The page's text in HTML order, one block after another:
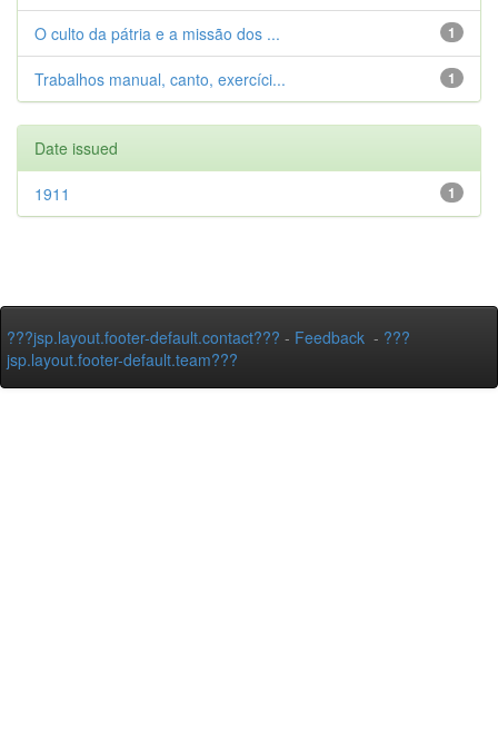
1
O culto da pátria e a missão dos ...
1
Trabalhos manual, canto, exercíci...
Date issued
1
1911
???jsp.layout.footer-default.contact??? - Feedback - ???
jsp.layout.footer-default.team???